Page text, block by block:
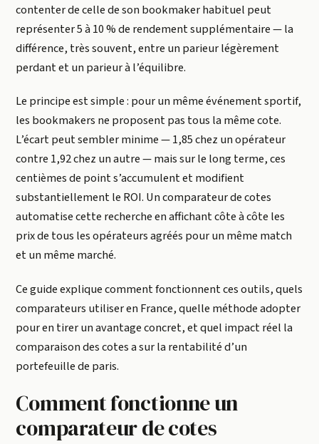
contenter de celle de son bookmaker habituel peut
représenter 5 à 10 % de rendement supplémentaire — la
différence, très souvent, entre un parieur légèrement
perdant et un parieur à l’équilibre.
Le principe est simple : pour un même événement sportif,
les bookmakers ne proposent pas tous la même cote.
L’écart peut sembler minime — 1,85 chez un opérateur
contre 1,92 chez un autre — mais sur le long terme, ces
centièmes de point s’accumulent et modifient
substantiellement le ROI. Un comparateur de cotes
automatise cette recherche en affichant côte à côte les
prix de tous les opérateurs agréés pour un même match
et un même marché.
Ce guide explique comment fonctionnent ces outils, quels
comparateurs utiliser en France, quelle méthode adopter
pour en tirer un avantage concret, et quel impact réel la
comparaison des cotes a sur la rentabilité d’un
portefeuille de paris.
Comment fonctionne un
comparateur de cotes